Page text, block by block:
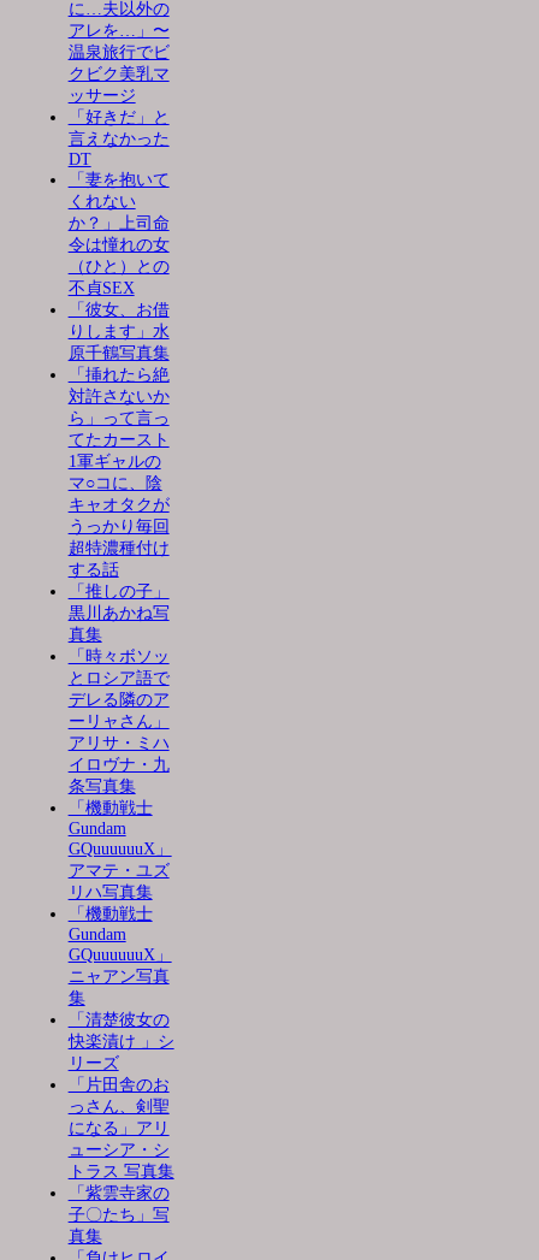
に…夫以外の
アレを…」〜
温泉旅行でビ
クビク美乳マ
ッサージ
「好きだ」と
言えなかった
DT
「妻を抱いて
くれない
か？」上司命
令は憧れの女
（ひと）との
不貞SEX
「彼女、お借
りします」水
原千鶴写真集
「挿れたら絶
対許さないか
ら」って言っ
てたカースト
1軍ギャルの
マ○コに、陰
キャオタクが
うっかり毎回
超特濃種付け
する話
「推しの子」
黒川あかね写
真集
「時々ボソッ
とロシア語で
デレる隣のア
ーリャさん」
アリサ・ミハ
イロヴナ・九
条写真集
「機動戦士
Gundam
GQuuuuuuX」
アマテ・ユズ
リハ写真集
「機動戦士
Gundam
GQuuuuuuX」
ニャアン写真
集
「清楚彼女の
快楽漬け 」シ
リーズ
「片田舎のお
っさん、剣聖
になる」アリ
ューシア・シ
トラス 写真集
「紫雲寺家の
子〇たち」写
真集